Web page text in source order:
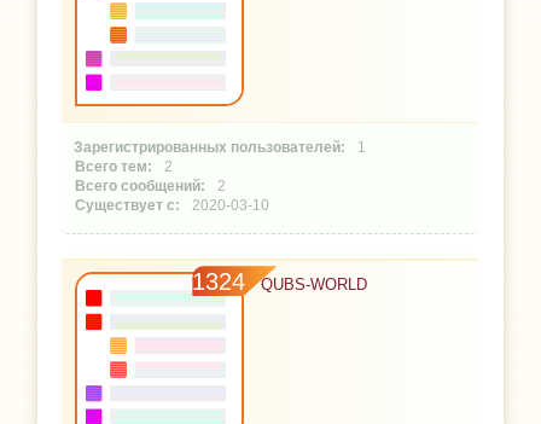
1
2
2
2020-03-10
1324 QUBS-WORLD